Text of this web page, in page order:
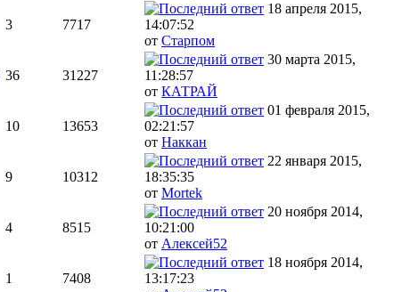
3 7717
18 апреля 2015,
14:07:52
от Старпом
36 31227
30 марта 2015,
11:28:57
от КАТРАЙ
10 13653
01 февраля 2015,
02:21:57
от Наккан
9 10312
22 января 2015,
18:35:35
от Mortek
4 8515
20 ноября 2014,
10:21:00
от Алексей52
1 7408
18 ноября 2014,
13:17:23